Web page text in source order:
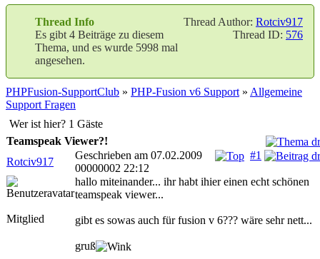
Thread Author: Rotciv917
Thread ID: 576
Thread Info
Es gibt 4 Beiträge zu diesem
Thema, und es wurde 5998 mal
angesehen.
PHPFusion-SupportClub » PHP-Fusion v6 Support » Allgemeine
Support Fragen
Wer ist hier? 1 Gäste
Teamspeak Viewer?!
Rotciv917
#1
Geschrieben am 07.02.2009
00000002 22:12
Mitglied
hallo miteinander... ihr habt ihier einen echt schönen
teamspeak viewer...
gibt es sowas auch für fusion v 6??? wäre sehr nett...
gruß